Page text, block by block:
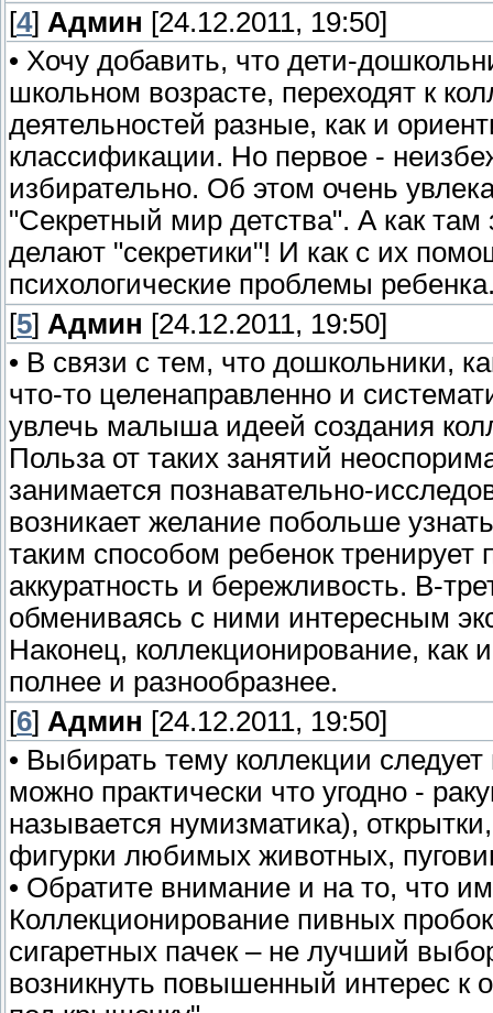
[4] Админ [24.12.2011, 19:50]
• Хочу добавить, что дети-
школьном возрасте, переходят к
деятельностей разные, как и
классификации. Но первое -
избирательно. Об этом очень
"Секретный мир детства". А как там
делают "секретики"! И как с их
психологические проблемы
[5] Админ [24.12.2011, 19:50]
• В связи с тем, что дошкольники,
что-то целенаправленно и
увлечь малыша идеей создания
Польза от таких занятий
занимается познавательно-
возникает желание побольше
таким способом ребенок тренирует
аккуратность и бережливость. В-
обмениваясь с ними интересным
Наконец, коллекционирование, как
полнее и разнообразнее.
[6] Админ [24.12.2011, 19:50]
• Выбирать тему коллекции
можно практически что угодно -
называется нумизматика),
фигурки любимых животных,
• Обратите внимание и на то, что
Коллекционирование пивных
сигаретных пачек – не лучший
возникнуть повышенный интерес к